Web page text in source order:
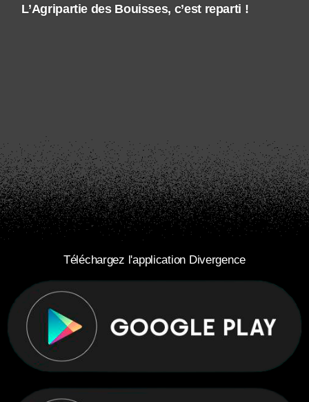
L’Agripartie des Bouisses, c’est reparti !
Téléchargez l'application Divergence